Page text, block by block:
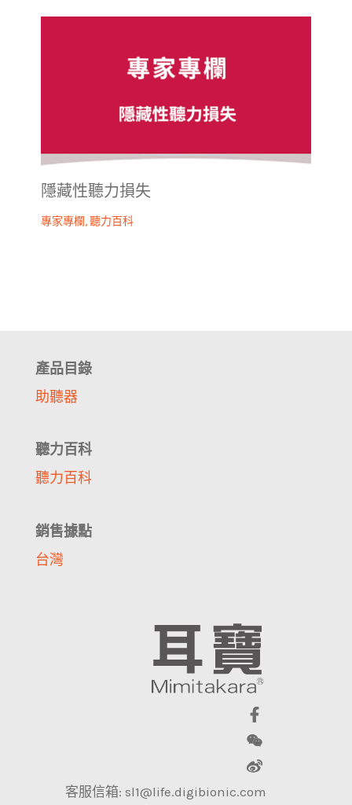
隱藏性聽力損失
專家專欄,聽力百科
產品目錄
助聽器
聽力百科
聽力百科
銷售據點
台灣
客服信箱: sl1@life.digibionic.com